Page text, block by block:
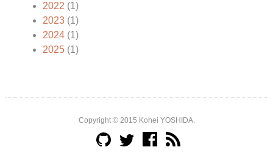
2022 (1)
2023(1)
2024(1)
2025(1)
Copyright © 2015 Kohei YOSHIDA.